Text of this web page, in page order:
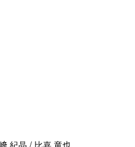
紀晶 / 比嘉 竜也